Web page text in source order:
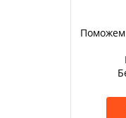
Поможем